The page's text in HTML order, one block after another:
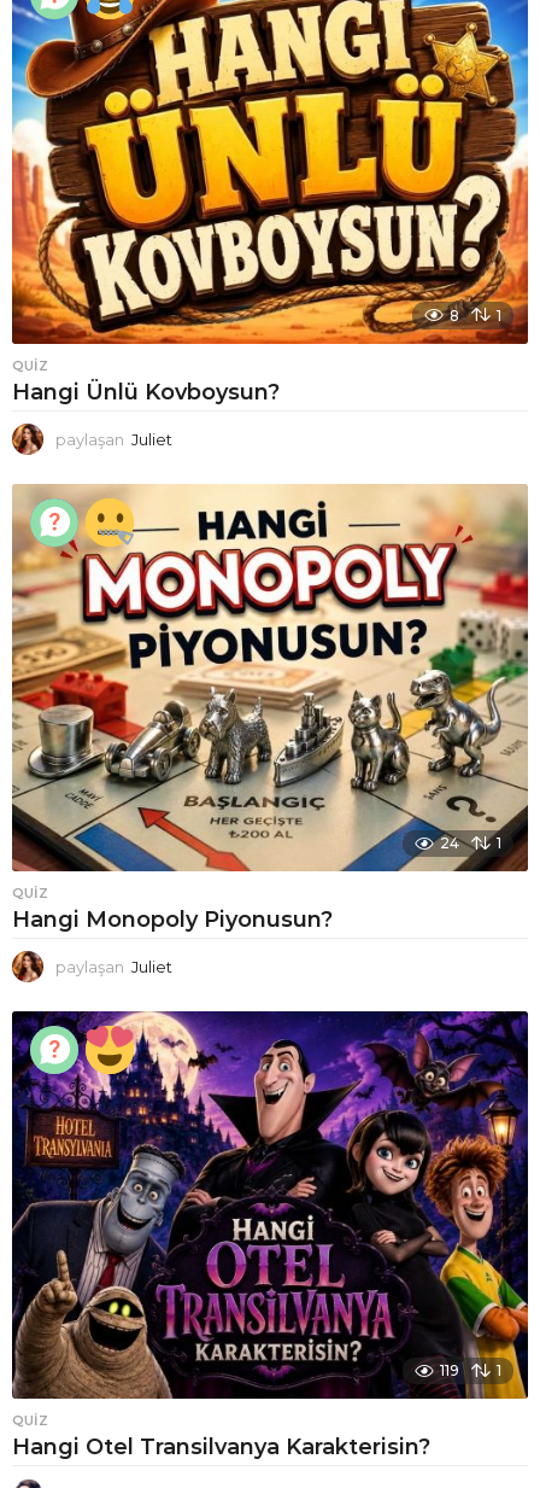
8 1
QUIZ
Hangi Ünlü Kovboysun?
paylaşan Juliet
24 1
QUIZ
Hangi Monopoly Piyonusun?
paylaşan Juliet
119 1
QUIZ
Hangi Otel Transilvanya Karakterisin?